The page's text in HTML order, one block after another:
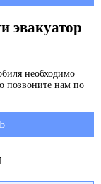
эвакуатор
необходимо
позвоните нам по